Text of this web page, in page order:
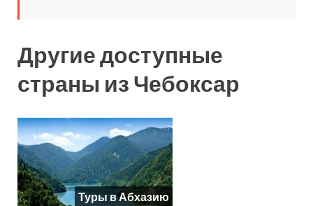
Другие доступные
страны из Чебоксар
Туры в Абхазию